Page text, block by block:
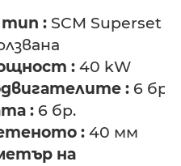
тип : SCM Superset
: 40 kW
: 6 бр.
: 6 бр.
: 40 мм
на